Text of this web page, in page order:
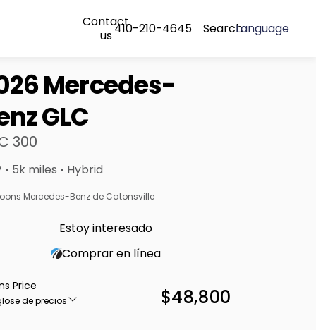
Contact
us410-210-4645 SearchLanguage
Mercedes-
GLC
300
• 5k miles • Hybrid
Mercedes-Benz de Catonsville
Estoy interesado
Comprar en línea
Price
de precios $48,800